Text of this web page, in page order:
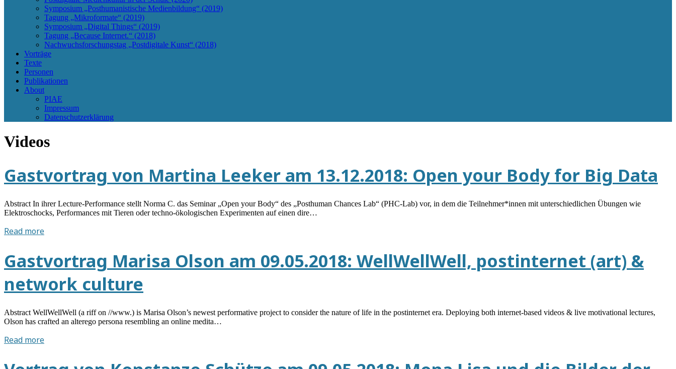
Symposium „Posthumanistische Medienbildung“ (2019)
Tagung „Mikroformate“ (2019)
Symposium „Digital Things“ (2019)
Tagung „Because Internet.“ (2018)
Nachwuchsforschungstag „Postdigitale Kunst“ (2018)
Vorträge
Texte
Personen
Publikationen
About
PIAE
Impressum
Datenschutzerklärung
Videos
Gastvortrag von Martina Leeker am 13.12.2018: Open your Body for Big Data
Abstract In ihrer Lecture-Performance stellt Norma C. das Seminar „Open your Body“ des „Posthuman Chances Lab“ (PHC-Lab) vor, in dem die Teilnehmer*innen mit unterschiedlichen Übungen wie
Elektroschocks, Performances mit Tieren oder techno-ökologischen Experimenten auf einen dire…
Read moreGastvortrag
Leeker
13.12.2018:
your
Body
Big
Gastvortrag Marisa Olson am 09.05.2018: WellWellWell, postinternet (art) &
network culture
Abstract WellWellWell (a riff on //www.) is Marisa Olson’s newest performative project to consider the nature of life in the postinternet era. Deploying both internet-based videos & live motivational lectures,
Olson has crafted an alterego persona resembling an online medita…
Read moreGastvortrag